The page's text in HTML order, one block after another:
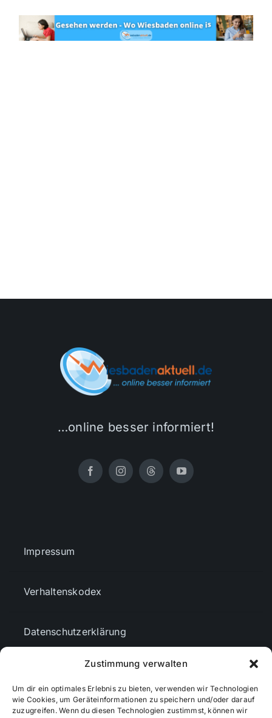
Zustimmung verwalten
Um dir ein optimales Erlebnis zu bieten, verwenden wir Technologien
wie Cookies, um Geräteinformationen zu speichern und/oder darauf
zuzugreifen. Wenn du diesen Technologien zustimmst, können wir
…online besser informiert!
Impressum
Verhaltenskodex
Datenschutzerklärung
Cookie-Richtlinie (EU)